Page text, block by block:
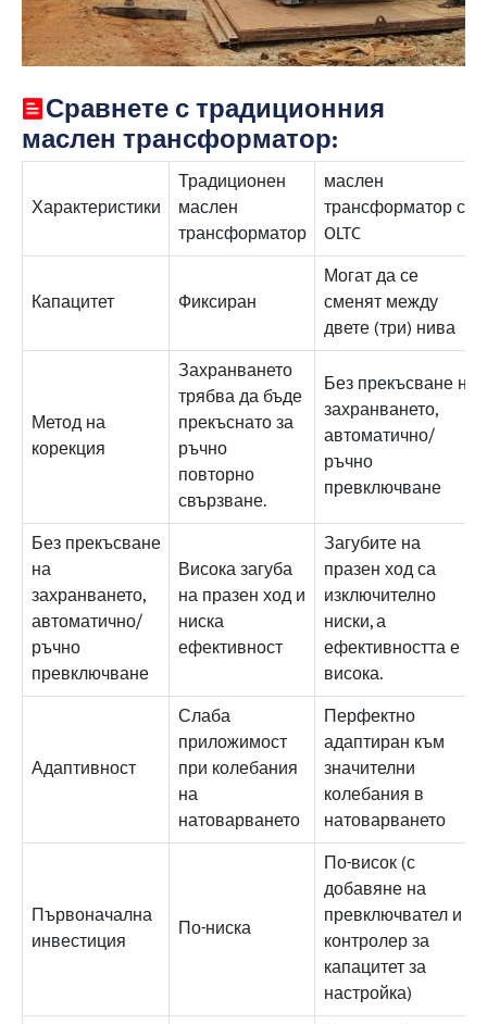
Сравнете с традиционния
маслен трансформатор:
Характеристики
Традиционен
маслен
трансформатор
маслен
трансформатор с
OLTC
Капацитет Фиксиран
Могат да се
сменят между
двете (три) нива
Метод на
корекция
Захранването
трябва да бъде
прекъснато за
ръчно
повторно
свързване.
Без прекъсване на
захранването,
автоматично/
ръчно
превключване
Без прекъсване
на
захранването,
автоматично/
ръчно
превключване
Висока загуба
на празен ход и
ниска
ефективност
Загубите на
празен ход са
изключително
ниски, а
ефективността е
висока.
Адаптивност
Слаба
приложимост
при колебания
на
натоварването
Перфектно
адаптиран към
значителни
колебания в
натоварването
Първоначална
инвестиция
По-ниска
По-висок (с
добавяне на
превключвател и
контролер за
капацитет за
настройка)